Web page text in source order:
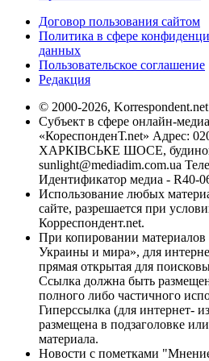
Договор пользования сайтом
Политика в сфере
данных
Пользовательское соглашение
Редакция
© 2000-2026, Korrespondent.net
Субъект в сфере онлайн-
«КореспонденТ.net» Адрес:
ХАРКІВСЬКЕ ШОСЕ, будинок
sunlight@mediadim.com.ua
Идентификатор медиа - R40-
Использование любых
сайте, разрешается при
Корреспондент.net.
При копировании
Украины и мира», для
прямая открытая для
Ссылка должна быть
полного либо частичного
Гиперссылка (для интернет-
размещена в подзаголовке
материала.
Новости с пометками